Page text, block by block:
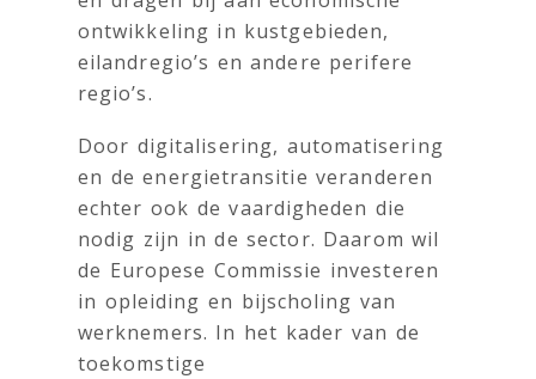
ontwikkeling in kustgebieden,
eilandregio’s en andere perifere
regio’s.
Door digitalisering, automatisering
en de energietransitie veranderen
echter ook de vaardigheden die
nodig zijn in de sector. Daarom wil
de Europese Commissie investeren
in opleiding en bijscholing van
werknemers. In het kader van de
toekomstige